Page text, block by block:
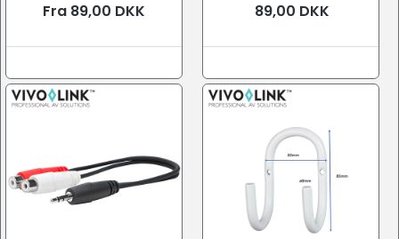
Fra 89,00 DKK 89,00 DKK